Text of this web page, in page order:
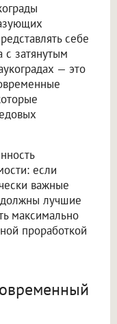
себе
с затянутым
— это
если
важные
должны лучшие
максимально
проработкой